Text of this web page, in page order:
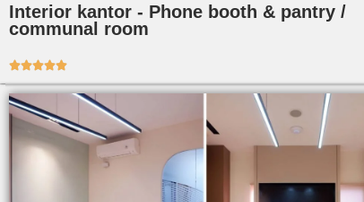
Interior kantor - Phone booth & pantry /
communal room
